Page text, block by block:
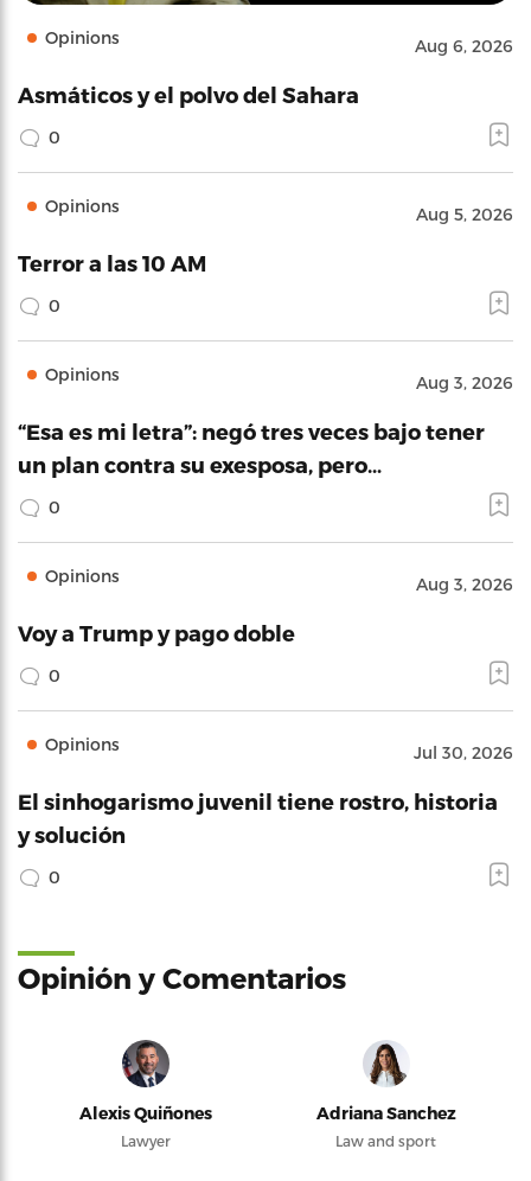
Opinions Aug 6, 2026
Asmáticos y el polvo del Sahara
0
Opinions Aug 5, 2026
Terror a las 10 AM
0
Opinions Aug 3, 2026
“Esa es mi letra”: negó tres veces bajo tener
un plan contra su exesposa, pero…
0
Opinions Aug 3, 2026
Voy a Trump y pago doble
0
Opinions Jul 30, 2026
El sinhogarismo juvenil tiene rostro, historia
y solución
0
Opinión y Comentarios
Alexis Quiñones
Lawyer
Adriana Sanchez
Law and sport